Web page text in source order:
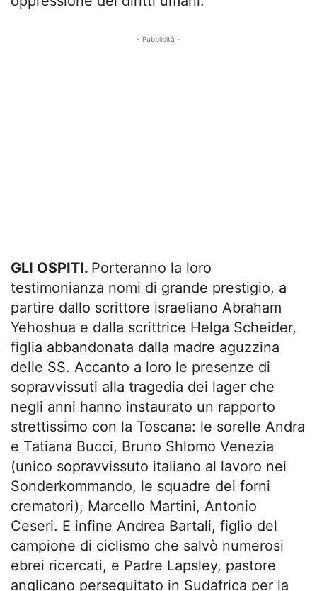
- Pubblicità -
GLI OSPITI. Porteranno la loro
testimonianza nomi di grande prestigio, a
partire dallo scrittore israeliano Abraham
Yehoshua e dalla scrittrice Helga Scheider,
figlia abbandonata dalla madre aguzzina
delle SS. Accanto a loro le presenze di
sopravvissuti alla tragedia dei lager che
negli anni hanno instaurato un rapporto
strettissimo con la Toscana: le sorelle Andra
e Tatiana Bucci, Bruno Shlomo Venezia
(unico sopravvissuto italiano al lavoro nei
Sonderkommando, le squadre dei forni
crematori), Marcello Martini, Antonio
Ceseri. E infine Andrea Bartali, figlio del
campione di ciclismo che salvò numerosi
ebrei ricercati, e Padre Lapsley, pastore
anglicano perseguitato in Sudafrica per la